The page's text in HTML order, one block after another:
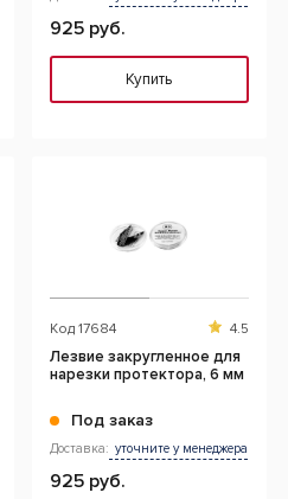
925 руб.
Купить
Код 17684 4.5
Лезвие закругленное для
нарезки протектора, 6 мм
Под заказ
Доставка: уточните у менеджера
925 руб.